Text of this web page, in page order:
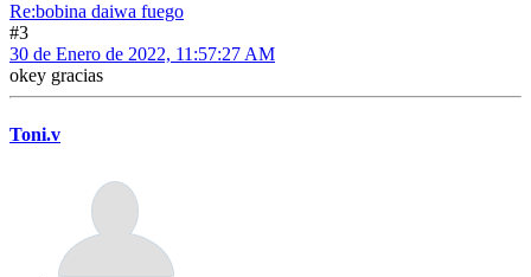
Re:bobina daiwa fuego
#3
30 de Enero de 2022, 11:57:27 AM
okey gracias
Toni.v